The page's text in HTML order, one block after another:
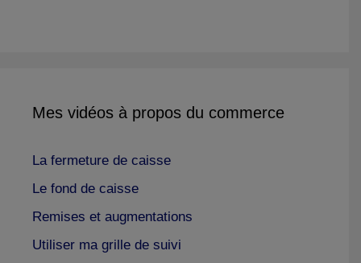
Mes vidéos à propos du commerce
La fermeture de caisse
Le fond de caisse
Remises et augmentations
Utiliser ma grille de suivi